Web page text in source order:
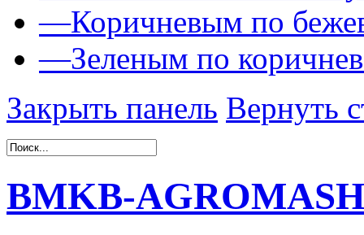
—Коричневым по
—Зеленым по
Закрыть панель Вернуть
BMKB-